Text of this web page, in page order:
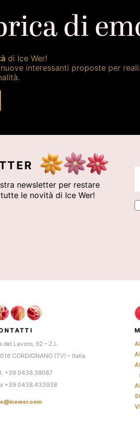
di
di Ice Wer!
interessanti proposte per
newsletter per restare
le novità di Ice Wer!
del Lavoro, 62 – Z.I.
CORDIGNANO (TV) – Italia
+39 0438.38067
+39 0438.433938